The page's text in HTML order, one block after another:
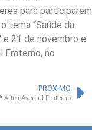
para participarem
tema “Saúde da
e 21 de novembro e
Fraterno, no
PRÓXIMO
Artes Avental Fraterno